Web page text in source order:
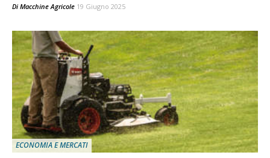
Di Macchine Agricole 19 Giugno 2025
ECONOMIA E MERCATI